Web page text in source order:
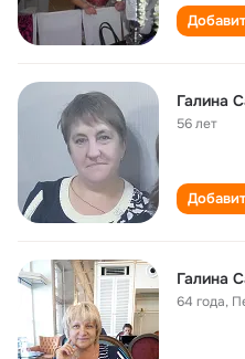
Галина
56 лет
Галина
64 года,